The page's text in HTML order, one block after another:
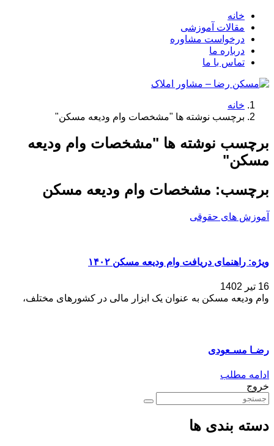
خانه
مقالات آموزشی
درخواست مشاوره
درباره ما
تماس با ما
خانه
برچسب نوشته ها "مشخصات وام ودیعه مسکن"
برچسب نوشته ها "مشخصات وام ودیعه
مسکن"
برچسب: مشخصات وام ودیعه مسکن
آموزش های حقوقی
ویژه: راهنمای دریافت وام ودیعه مسکن ۱۴۰۲
16 تیر 1402
وام ودیعه مسکن به عنوان یک ابزار مالی در کشورهای مختلف،
رضـا مسـعودی
ادامه مطلب
خروج
دسته بندی ها